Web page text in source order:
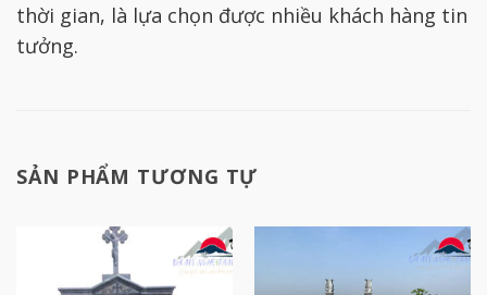
thời gian, là lựa chọn được nhiều khách hàng tin
tưởng.
SẢN PHẨM TƯƠNG TỰ